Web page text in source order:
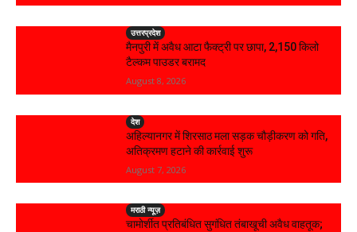
उत्तरप्रदेश
मैनपुरी में अवैध आटा फैक्ट्री पर छापा, 2,150 किलो
टैल्कम पाउडर बरामद
August 8, 2026
देश
अहिल्यानगर में शिरसाठ मला सड़क चौड़ीकरण को गति,
अतिक्रमण हटाने की कार्रवाई शुरू
August 7, 2026
मराठी न्यूज़
चामोर्शीत प्रतिबंधित सुगंधित तंबाखूची अवैध वाहतूक;